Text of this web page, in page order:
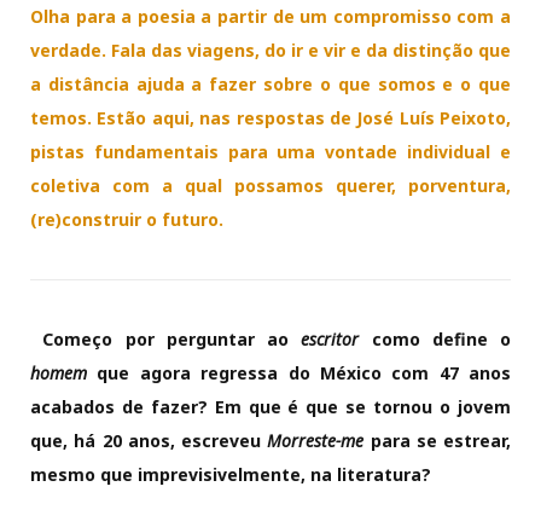
Olha para a poesia a partir de um compromisso com a
verdade. Fala das viagens, do ir e vir e da distinção que
a distância ajuda a fazer sobre o que somos e o que
temos. Estão aqui, nas respostas de José Luís Peixoto,
pistas fundamentais para uma vontade individual e
coletiva com a qual possamos querer, porventura,
(re)construir o futuro.
Começo por perguntar aoescritorcomo define o
homem que agora regressa do México com 47 anos
acabados de fazer? Em que é que se tornou o jovem
que, há 20 anos, escreveuMorreste-me para se estrear,
mesmo que imprevisivelmente, na literatura?